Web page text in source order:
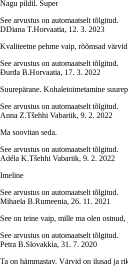
Nagu pildil. Super
See arvustus on automaatselt tõlgitud.
DDiana T.Horvaatia, 12. 3. 2023
Kvaliteetne pehme vaip, rõõmsad värvid
See arvustus on automaatselt tõlgitud.
Đurđa B.Horvaatia, 17. 3. 2022
Suurepärane. Kohaletoimetamine
See arvustus on automaatselt tõlgitud.
Anna Z.Tšehhi Vabariik, 9. 2. 2022
Ma soovitan seda.
See arvustus on automaatselt tõlgitud.
Adéla K.Tšehhi Vabariik, 9. 2. 2022
Imeline
See arvustus on automaatselt tõlgitud.
Mihaela B.Rumeenia, 26. 11. 2021
See on teine vaip, mille ma olen ostnud,
See arvustus on automaatselt tõlgitud.
Petra B.Slovakkia, 31. 7. 2020
Ta on hämmastav. Värvid on ilusad ja